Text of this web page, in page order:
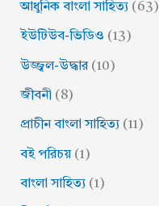
আধুনিক বাংলা সাহিত্য (63)
ইউটিউব-ভিডিও (13)
উজ্জ্বল-উদ্ধার(10)
জীবনী (8)
প্রাচীন বাংলা সাহিত্য (11)
বই পরিচয়(1)
বাংলা সাহিত্য (1)